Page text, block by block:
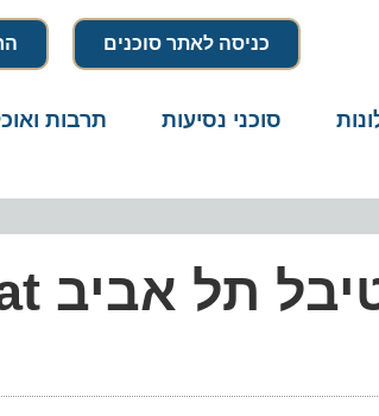
כניסה לאתר סוכנים
סוכני נסיעות תרבות ואוכל